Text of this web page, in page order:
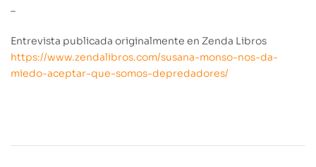
–
Entrevista publicada originalmente en Zenda Libros
https://www.zendalibros.com/susana-monso-nos-da-
miedo-aceptar-que-somos-depredadores/